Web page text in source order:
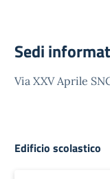
Sedi
Via XXV Aprile
Edificio scolastico